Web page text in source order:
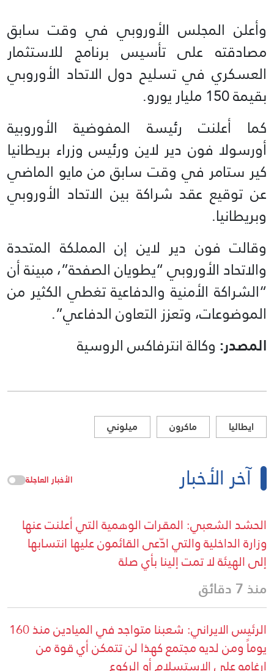
وأعلن المجلس الأوروبي في وقت سابق
مصادقته على تأسيس برنامج للاستثمار
العسكري في تسليح دول الاتحاد الأوروبي
بقيمة 150 مليار يورو.
كما أعلنت رئيسة المفوضية الأوروبية
أورسولا فون دير لاين ورئيس وزراء بريطانيا
كير ستامر في وقت سابق من مايو الماضي
عن توقيع عقد شراكة بين الاتحاد الأوروبي
وبريطانيا.
وقالت فون دير لاين إن المملكة المتحدة
والاتحاد الأوروبي “يطويان الصفحة”، مبينة أن
“الشراكة الأمنية والدفاعية تغطي الكثير من
الموضوعات، وتعزز التعاون الدفاعي”.
المصدر: وكالة انترفاكس الروسية
ايطاليا ماكرون ميلوني
آخر الأخبار الأخبار العاجلة
الحشد الشعبي: المقرات الوهمية التي أعلنت عنها
وزارة الداخلية والتي ادّعى القائمون عليها انتسابها
إلى الهيئة لا تمت إلينا بأي صلة
منذ 7 دقائق
الرئيس الايراني: شعبنا متواجد في الميادين منذ 160
يوماً ومن لديه مجتمع كهذا لن تتمكن أي قوة من
إرغامه على الاستسلام أو الركوع